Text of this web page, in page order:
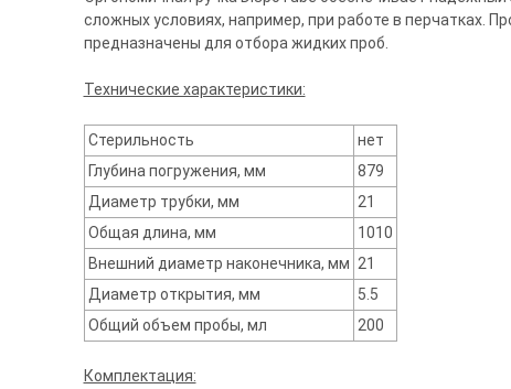
сложных условиях, например, при работе в перчатках.
предназначены для отбора жидких проб.
Технические характеристики:
Стерильность
нет
Глубина погружения, мм
879
Диаметр трубки, мм
21
Общая длина, мм
1010
Внешний диаметр наконечника, мм 21
Диаметр открытия, мм
5.5
Общий объем пробы, мл
200
Комплектация: